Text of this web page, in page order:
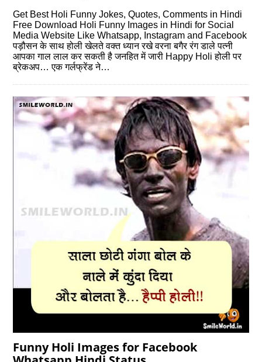
Get Best Holi Funny Jokes, Quotes, Comments in Hindi
Free Download Holi Funny Images in Hindi for Social
Media Website Like Whatsapp, Instagram and Facebook
पड़ौसन के साथ होली खेलते वक्त ध्यान रखे वरना बगैर रंग डाले पत्नी
आपका गाल लाल कर सकती है जनहित में जारी Happy Holi होली पर
ब्रेकअप… एक गर्लफ्रेंड ने…
Funny Holi Images for Facebook